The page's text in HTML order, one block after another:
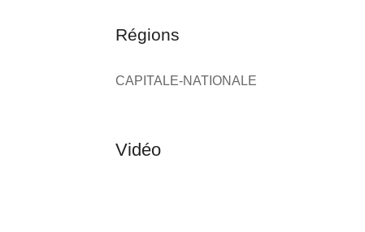
Régions
CAPITALE-NATIONALE